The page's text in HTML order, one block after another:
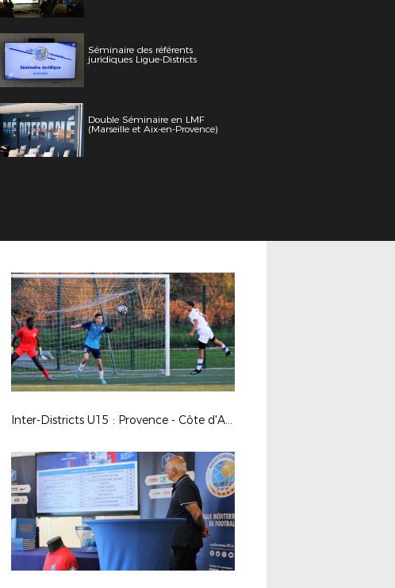
Séminaire des référents
juridiques Ligue-Districts
Double Séminaire en LMF
(Marseille et Aix-en-Provence)
Inter-Districts U15 : Provence - Côte d'Azur 2-1 (Brignoles)